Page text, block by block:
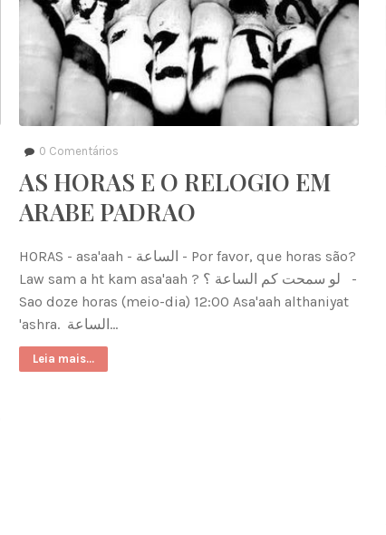
0 Comentários
AS HORAS E O RELOGIO EM
ARABE PADRAO
HORAS - asa'aah - الساعة - Por favor, que horas são?
Law sam a ht kam asa'aah ? لو سمحت كم الساعة ؟ -
Sao doze horas (meio-dia) 12:00 Asa'aah althaniyat
'ashra. الساعة…
Leia mais...